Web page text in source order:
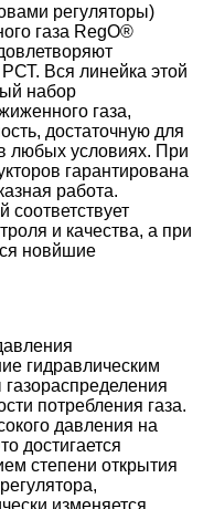
регуляторы)
газа RegO®
Вся линейка этой
набор
газа,
достаточную для
любых условиях. При
гарантирована
работа.
соответствует
и качества, а при
новйшие
гидравлическим
потребления газа.
давления на
достигается
степени открытия
изменяется